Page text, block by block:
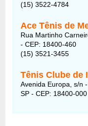
(15) 3522-4784
Ace Tênis de
Rua Martinho
- CEP: 18400-460
(15) 3521-3455
Tênis Clube de
Avenida Europa, s/n
SP - CEP: 18400-000